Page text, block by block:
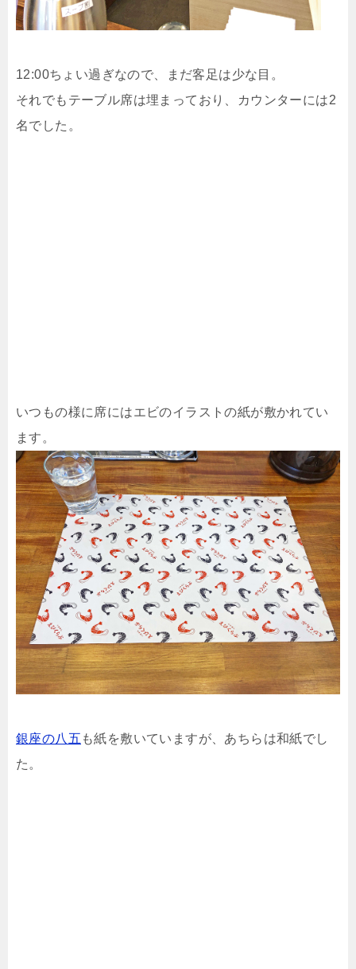
12:00ちょい過ぎなので、まだ客足は少な目。
それでもテーブル席は埋まっており、カウンターには2
名でした。
いつもの様に席にはエビのイラストの紙が敷かれてい
ます。
銀座の八五 も紙を敷いていますが、あちらは和紙でし
た。